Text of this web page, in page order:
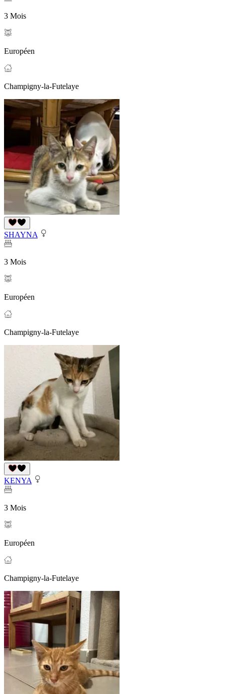
3 Mois
Européen
Champigny-la-Futelaye
SHAYNA
3 Mois
Européen
Champigny-la-Futelaye
KENYA
3 Mois
Européen
Champigny-la-Futelaye